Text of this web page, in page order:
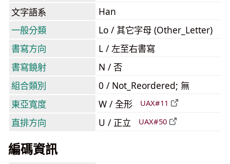
文字語系
Han
一般分類
Lo / 其它字母 (Other_Letter)
書寫方向
L / 左至右書寫
書寫鏡射
N / 否
組合類別
0 / Not_Reordered; 無
東亞寬度
W / 全形 UAX#11
直排方向 U / 正立 UAX#50
編碼資訊